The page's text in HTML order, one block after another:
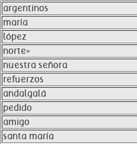
argentinos
maría
lópez
norte»
nuestra señora
refuerzos
andalgalá
pedido
amigo
santa maría